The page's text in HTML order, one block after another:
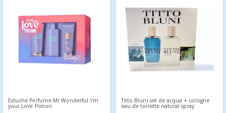
Estuche Perfume Mr Wonderful I'm
your Love Potion.
Titto Bluni set de acqua + cologne
eau de toilette natural spray